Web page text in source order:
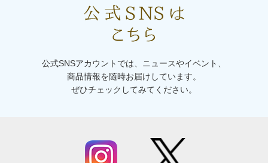
公式SNSアカウントでは、ニュースやイベント、
商品情報を随時お届けしています。
ぜひチェックしてみてください。